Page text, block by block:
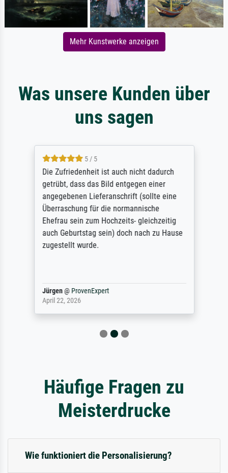
Mehr Kunstwerke anzeigen
Was unsere Kunden über
uns sagen
5 / 5
Die Zufriedenheit ist auch nicht dadurch
getrübt, dass das Bild entgegen einer
angegebenen Lieferanschrift (sollte eine
Überraschung für die normannische
Ehefrau sein zum Hochzeits- gleichzeitig
auch Geburtstag sein) doch nach zu Hause
zugestellt wurde.
Jürgen@ ProvenExpert
April 22, 2026
Häufige Fragen zu
Meisterdrucke
Wie funktioniert die Personalisierung?